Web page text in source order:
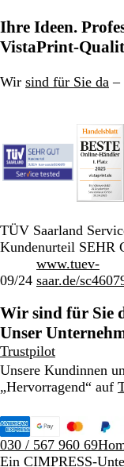
Ihre Ideen.
VistaPrint-
Wir sind für Sie da –
TÜV Saarland
Kundenurteil SEHR
09/24
www.tuev-
saar.de/
Wir sind für Sie
Unser
Trustpilot
Unsere Kundinnen
„Hervorragend“ auf
030 / 567 960 69
Ein CIMPRESS-